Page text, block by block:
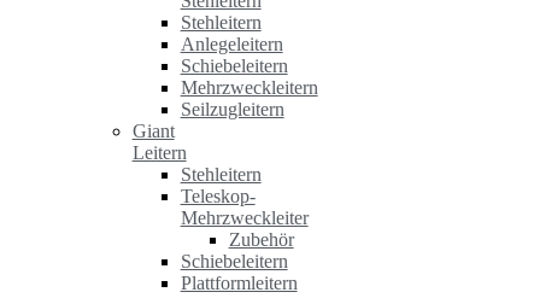
Stehleitern
Anlegeleitern
Schiebeleitern
Mehrzweckleitern
Seilzugleitern
Giant
Leitern
Stehleitern
Teleskop-
Mehrzweckleiter
Zubehör
Schiebeleitern
Plattformleitern